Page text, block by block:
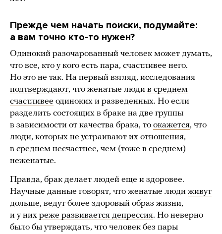
Прежде чем начать поиски, подумайте:
а вам точно кто-то нужен?
Одинокий разочарованный человек может думать,
что все, кто у кого есть пара, счастливее него.
Но это не так. На первый взгляд, исследования
подтверждают, что женатые люди в среднем
счастливее одиноких и разведенных. Но если
разделить состоящих в браке на две группы
в зависимости от качества брака, то окажется, что
люди, которых не устраивают их отношения,
в среднем несчастнее, чем (тоже в среднем)
неженатые.
Правда, брак делает людей еще и здоровее.
Научные данные говорят, что женатые люди живут
дольше, ведут более здоровый образ жизни,
и у них реже развивается депрессия. Но неверно
было бы утверждать, что человек без пары